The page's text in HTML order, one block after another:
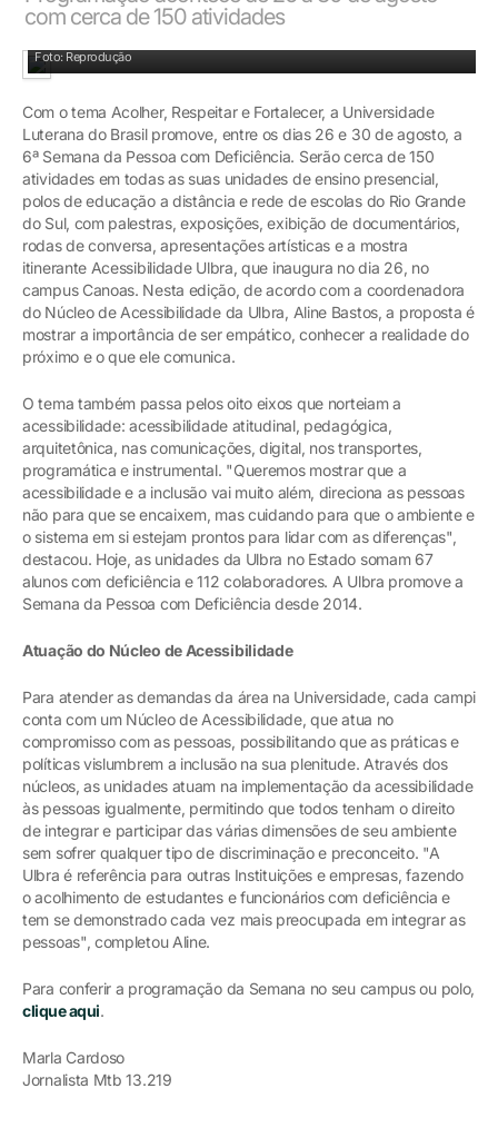
com cerca de 150 atividades
Foto: Reprodução
Com o tema Acolher, Respeitar e Fortalecer, a Universidade
Luterana do Brasil promove, entre os dias 26 e 30 de agosto, a
6ª Semana da Pessoa com Deficiência. Serão cerca de 150
atividades em todas as suas unidades de ensino presencial,
polos de educação a distância e rede de escolas do Rio Grande
do Sul, com palestras, exposições, exibição de documentários,
rodas de conversa, apresentações artísticas e a mostra
itinerante Acessibilidade Ulbra, que inaugura no dia 26, no
campus Canoas. Nesta edição, de acordo com a coordenadora
do Núcleo de Acessibilidade da Ulbra, Aline Bastos, a proposta é
mostrar a importância de ser empático, conhecer a realidade do
próximo e o que ele comunica.
O tema também passa pelos oito eixos que norteiam a
acessibilidade: acessibilidade atitudinal, pedagógica,
arquitetônica, nas comunicações, digital, nos transportes,
programática e instrumental. "Queremos mostrar que a
acessibilidade e a inclusão vai muito além, direciona as pessoas
não para que se encaixem, mas cuidando para que o ambiente e
o sistema em si estejam prontos para lidar com as diferenças",
destacou. Hoje, as unidades da Ulbra no Estado somam 67
alunos com deficiência e 112 colaboradores. A Ulbra promove a
Semana da Pessoa com Deficiência desde 2014.
Atuação do Núcleo de Acessibilidade
Para atender as demandas da área na Universidade, cada campi
conta com um Núcleo de Acessibilidade, que atua no
compromisso com as pessoas, possibilitando que as práticas e
políticas vislumbrem a inclusão na sua plenitude. Através dos
núcleos, as unidades atuam na implementação da acessibilidade
às pessoas igualmente, permitindo que todos tenham o direito
de integrar e participar das várias dimensões de seu ambiente
sem sofrer qualquer tipo de discriminação e preconceito. "A
Ulbra é referência para outras Instituições e empresas, fazendo
o acolhimento de estudantes e funcionários com deficiência e
tem se demonstrado cada vez mais preocupada em integrar as
pessoas", completou Aline.
Para conferir a programação da Semana no seu campus ou polo,
clique aqui.
Marla Cardoso
Jornalista Mtb 13.219